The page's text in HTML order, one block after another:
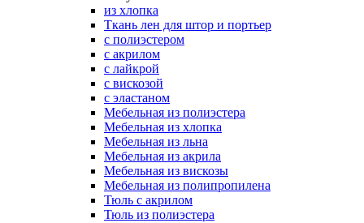
из хлопка
Ткань лен для штор и портьер
с полиэстером
с акрилом
с лайкрой
с вискозой
с эластаном
Мебельная из полиэстера
Мебельная из хлопка
Мебельная из льна
Мебельная из акрила
Мебельная из вискозы
Мебельная из полипропилена
Тюль с акрилом
Тюль из полиэстера